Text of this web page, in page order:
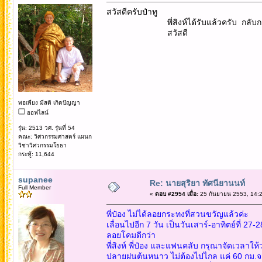
พอเพียง มีสติ เกิดปัญญา
ออฟไลน์
รุ่น: 2513 วศ. รุ่นที่ 54
คณะ: วิศวกรรมศาสตร์ แผนก
วิชาวิศวกรรมโยธา
กระทู้: 11,644
สวัสดีครับป๋าทู
พี่สิงห์ได้รับแล้วครับ กลับกรุงเท
สวัสดี
supanee
Full Member Re: นายสุริยา ทัศนียานนท์
« ตอบ #2954 เมื่อ:25 กันยายน 2553,
พี่ป๋อง ไม่ได้ลอยกระทงที่สวนขวัญแล้วค่ะ
เลื่อนไปอีก 7 วัน เป็นวันเสาร์-อาทิตย์ที่ 27-
ลอยโคมดีกว่า
พี่สิงห์ พี่ป๋อง และแฟนคลับ กรุณาจัดเวลาให้
ปลายฝนต้นหนาว ไม่ต้องไปไกล แค่ 60 กม.จ